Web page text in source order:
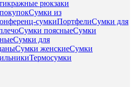
рюкзаки
Сумки из
сумкиПортфелиСумки для
Сумки поясныеСумки
Сумки для
Сумки женскиеСумки
Термосумки